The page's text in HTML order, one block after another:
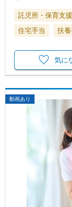
託児所・保育支援
住宅手当
扶養
気に
動画あり